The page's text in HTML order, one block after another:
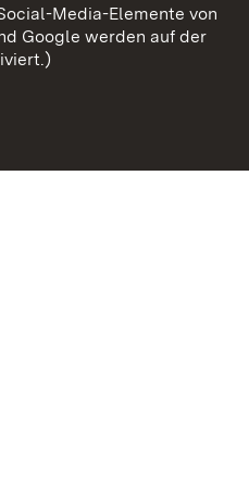
CookiesMedia-Elemente von
Google werden auf der